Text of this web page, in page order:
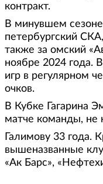
контракт.
В минувшем сезоне
петербургский
также за омский
ноябре 2024 года.
игр в регулярном
очков.
В Кубке Гагарина
матче команды, не
Галимову 33 года.
вышеназванные
«Ак Барс»,